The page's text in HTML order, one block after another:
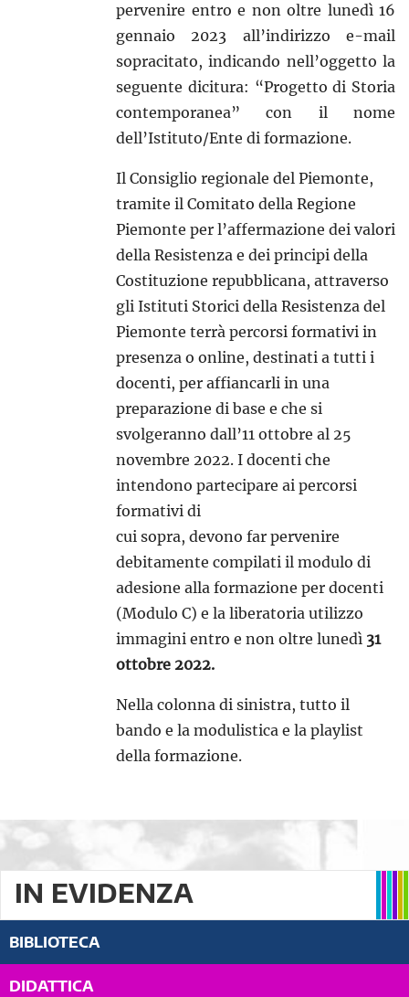
pervenire entro e non oltre lunedì 16
gennaio 2023 all’indirizzo e-mail
sopracitato, indicando nell’oggetto la
seguente dicitura: “Progetto di Storia
contemporanea” con il nome
dell’Istituto/Ente di formazione.
Il Consiglio regionale del Piemonte,
tramite il Comitato della Regione
Piemonte per l’affermazione dei valori
della Resistenza e dei principi della
Costituzione repubblicana, attraverso
gli Istituti Storici della Resistenza del
Piemonte terrà percorsi formativi in
presenza o online, destinati a tutti i
docenti, per affiancarli in una
preparazione di base e che si
svolgeranno dall’11 ottobre al 25
novembre 2022. I docenti che
intendono partecipare ai percorsi
formativi di
cui sopra, devono far pervenire
debitamente compilati il modulo di
adesione alla formazione per docenti
(Modulo C) e la liberatoria utilizzo
immagini entro e non oltre lunedì 31
ottobre 2022.
Nella colonna di sinistra, tutto il
bando e la modulistica e la playlist
della formazione.
IN EVIDENZA
BIBLIOTECA
DIDATTICA